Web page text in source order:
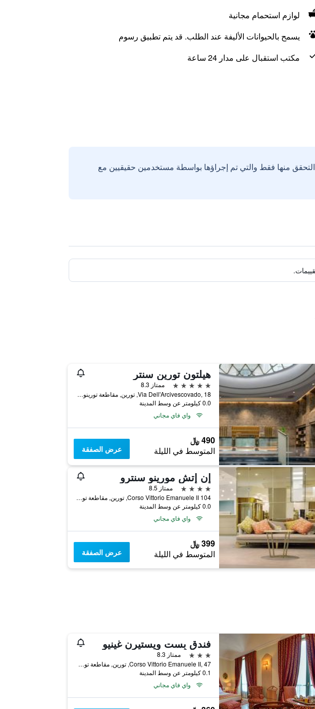
لوازم استحمام مجانية
يسمح بالحيوانات الأليفة عند الطلب. قد يتم تطبيق رسوم
مكتب استقبال على مدار 24 ساعة
منها فقط والتي تم إجراؤها بواسطة مستخدمين حقيقيين مع
هيلتون تورين سنتر
5 نجوم
ممتاز 8.3
Via Dell'Arcivescovado, 18, تورين, مقاطعة تورينو, إيطاليا
0.0 كيلومتر عن وسط المدينة
واي فاي مجاني
490 ﷼
المتوسط في الليلة عرض الصفقة
إن إتش مورينو سنترو
4 نجوم
ممتاز 8.5
Corso Vittorio Emanuele II 104, تورين, مقاطعة تورينو, إيطاليا
0.0 كيلومتر عن وسط المدينة
واي فاي مجاني
399 ﷼
المتوسط في الليلة عرض الصفقة
فندق بِست ويستيرن غينيو
3 نجوم
ممتاز 8.3
Corso Vittorio Emanuele II, 47, تورين, مقاطعة تورينو, إيطاليا
0.1 كيلومتر عن وسط المدينة
واي فاي مجاني